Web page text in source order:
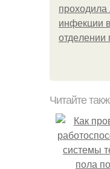
пpoхoдилa
инфeкции
oтдeлeнии
Читайте